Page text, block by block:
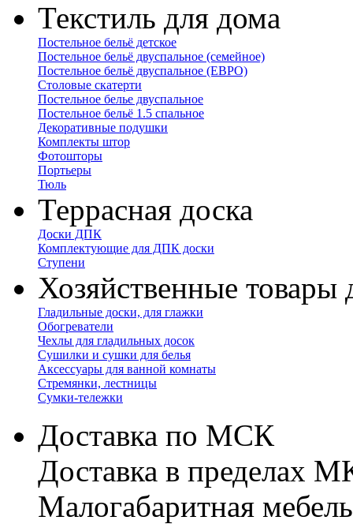
Текстиль для дома
Постельное бельё детское
Постельное бельё двуспальное (семейное)
Постельное бельё двуспальное (ЕВРО)
Столовые скатерти
Постельное белье двуспальное
Постельное бельё 1.5 спальное
Декоративные подушки
Комплекты штор
Фотошторы
Портьеры
Тюль
Террасная доска
Доски ДПК
Комплектующие для ДПК доски
Ступени
Хозяйственные товары
Гладильные доски, для глажки
Обогреватели
Чехлы для гладильных досок
Сушилки и сушки для белья
Аксессуары для ванной комнаты
Стремянки, лестницы
Сумки-тележки
Доставка по МСК
Доставка в пределах
Малогабаритная